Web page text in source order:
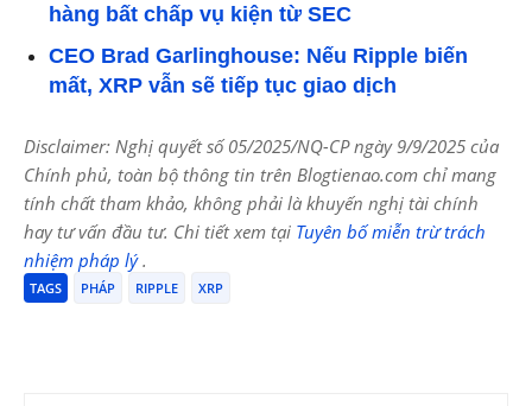
hàng bất chấp vụ kiện từ SEC
CEO Brad Garlinghouse: Nếu Ripple biến
mất, XRP vẫn sẽ tiếp tục giao dịch
Disclaimer: Nghị quyết số 05/2025/NQ-CP ngày 9/9/2025 của
Chính phủ, toàn bộ thông tin trên Blogtienao.com chỉ mang
tính chất tham khảo, không phải là khuyến nghị tài chính
hay tư vấn đầu tư. Chi tiết xem tại Tuyên bố miễn trừ trách
nhiệm pháp lý.
TAGS PHÁP RIPPLE XRP